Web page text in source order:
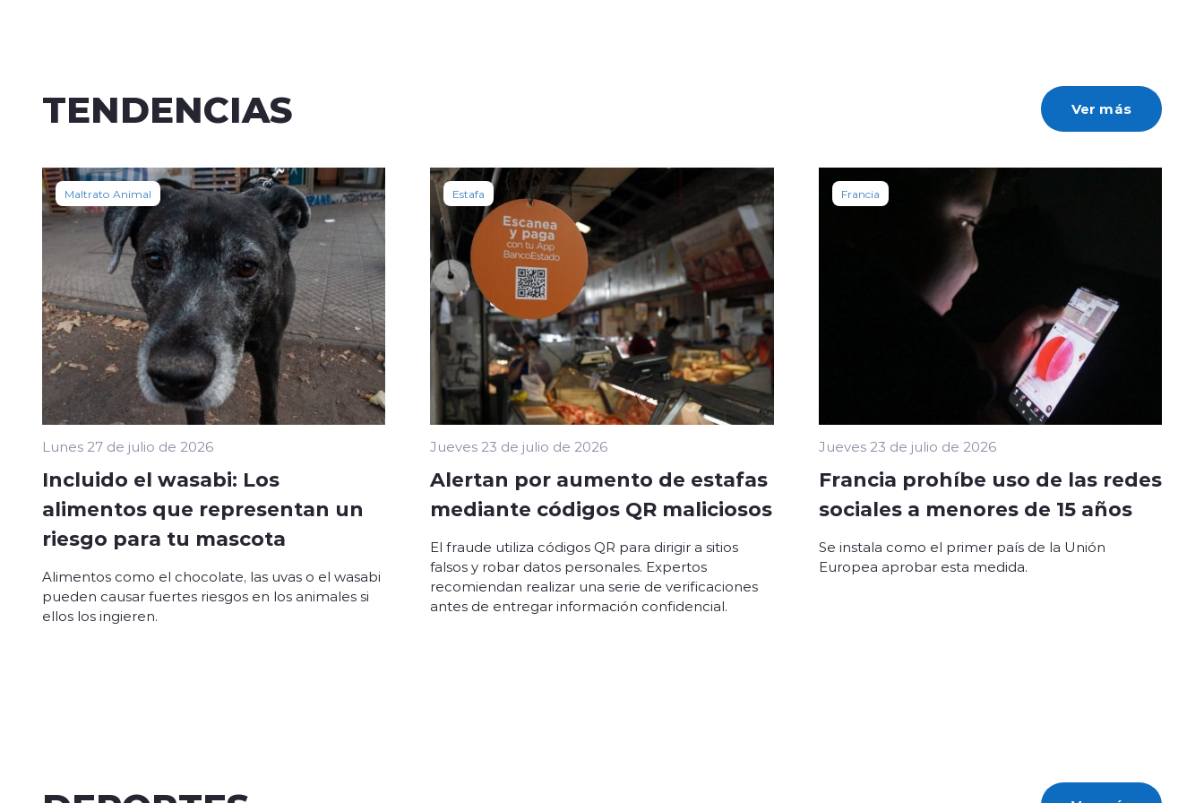
TENDENCIAS Ver más
Maltrato Animal
Lunes 27 de julio de 2026
Incluido el wasabi: Los
alimentos que representan un
riesgo para tu mascota
Alimentos como el chocolate, las uvas o el wasabi
pueden causar fuertes riesgos en los animales si
ellos los ingieren.
Estafa
Jueves 23 de julio de 2026
Alertan por aumento de estafas
mediante códigos QR maliciosos
El fraude utiliza códigos QR para dirigir a sitios
falsos y robar datos personales. Expertos
recomiendan realizar una serie de verificaciones
antes de entregar información confidencial.
Francia
Jueves 23 de julio de 2026
Francia prohíbe uso de las redes
sociales a menores de 15 años
Se instala como el primer país de la Unión
Europea aprobar esta medida.